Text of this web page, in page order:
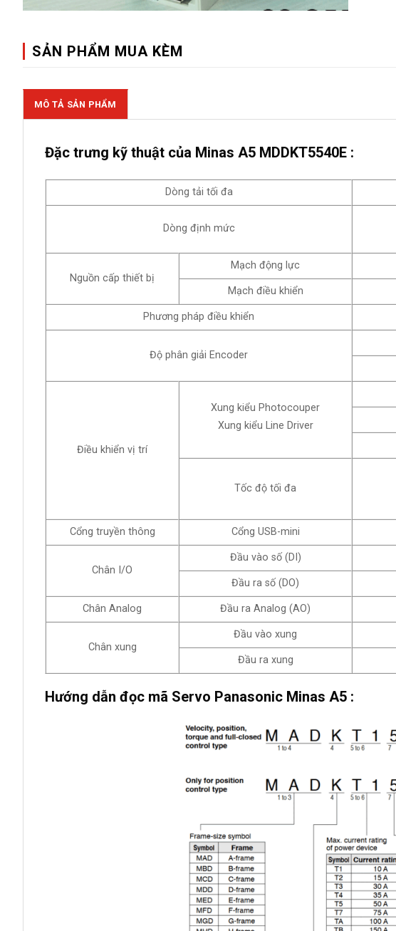
SẢN PHẨM MUA KÈM
MÔ TẢ SẢN PHẨM
Đặc trưng kỹ thuật của Minas A5 MDDKT5540E :
Dòng tải tối đa
Dòng định mức
Nguồn cấp thiết bị
Mạch động lực
Mạch điều khiển
Phương pháp điều khiển
Độ phân giải Encoder
Điều khiển vị trí
Xung kiểu Photocouper
Xung kiểu Line Driver
Tốc độ tối đa
Cổng truyền thông Cổng USB-mini
Chân I/O
Đầu vào số (DI)
Đầu ra số (DO)
Chân Analog Đầu ra Analog (AO)
Chân xung
Đầu vào xung
Đầu ra xung
Hướng dẫn đọc mã Servo Panasonic Minas A5 :